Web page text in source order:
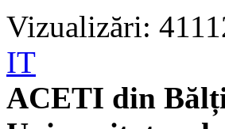
Vizualizări:
IT
ACETI din